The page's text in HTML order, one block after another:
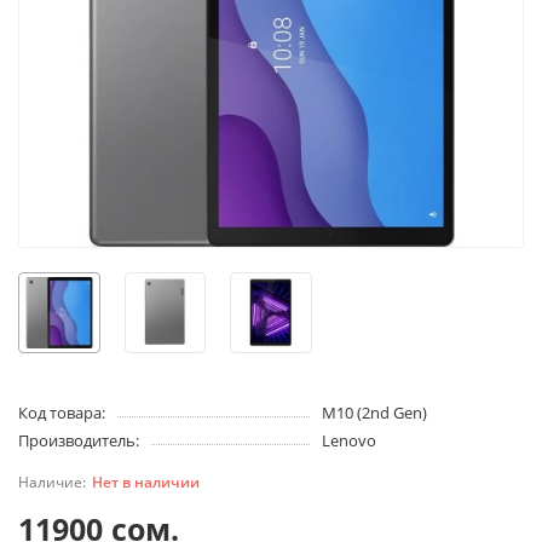
Код товара:
M10 (2nd Gen)
Производитель:
Lenovo
Нет в наличии
11900 сом.